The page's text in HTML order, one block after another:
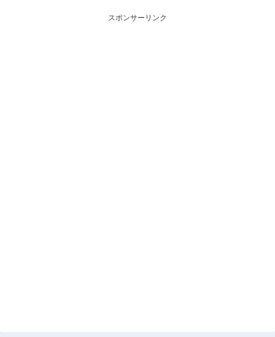
喚起・申込停止)など、空売り関
連情報を集計し、図解でわかり
喚起・申込停止)など、空売り関
連情報を集計し、図解でわかり
スポンサーリンク